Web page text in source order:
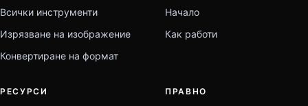
Всички инструменти
Изрязване на изображение
Конвертиране на формат
Начало
Как работи
РЕСУРСИ ПРАВНО